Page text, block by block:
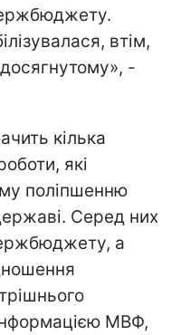
втім,
-
кілька
які
поліпшенню
Серед них
а
МВФ,